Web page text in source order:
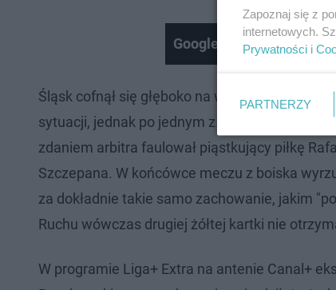
Google Cloud Summit
Śląsk cofnął się głęboko na własną połowę,
sytuacji, jednak po jednym z dośrodkowań
zdaniem arbitra faulował piąstkujący piłkę
Szczepana. W końcówce meczu z boiska
za dokładnie takie samo zachowanie, jakim
Ruchu wówczas drugiej żółtej kartki nie
W programie Liga+ Extra na antenie Canal+
Zapoznaj się z
internetowych.
Prywatności i
PARTNERZY